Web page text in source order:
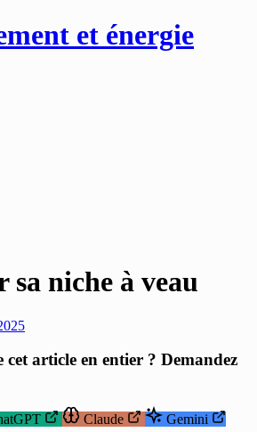
et énergie
sa niche à veau
cet article en entier ? Demandez
Claude Gemini